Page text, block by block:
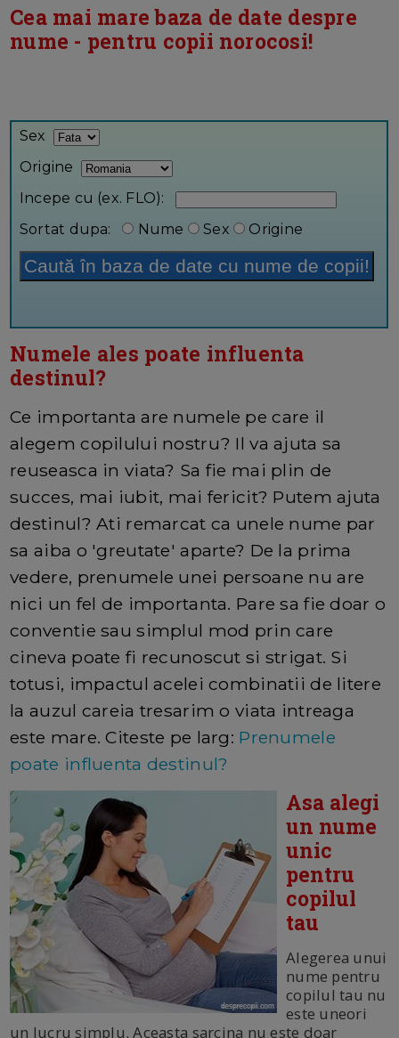
Cea mai mare baza de date despre
nume - pentru copii norocosi!
Sex
Origine
Incepe cu (ex. FLO):
Sortat dupa:
Nume Sex Origine
Numele ales poate influenta
destinul?
Ce importanta are numele pe care il
alegem copilului nostru? Il va ajuta sa
reuseasca in viata? Sa fie mai plin de
succes, mai iubit, mai fericit? Putem ajuta
destinul? Ati remarcat ca unele nume par
sa aiba o 'greutate' aparte? De la prima
vedere, prenumele unei persoane nu are
nici un fel de importanta. Pare sa fie doar o
conventie sau simplul mod prin care
cineva poate fi recunoscut si strigat. Si
totusi, impactul acelei combinatii de litere
la auzul careia tresarim o viata intreaga
este mare. Citeste pe larg: Prenumele
poate influenta destinul?
Asa alegi
un nume
unic
pentru
copilul
tau
Alegerea unui
nume pentru
copilul tau nu
este uneori
un lucru simplu. Aceasta sarcina nu este doar